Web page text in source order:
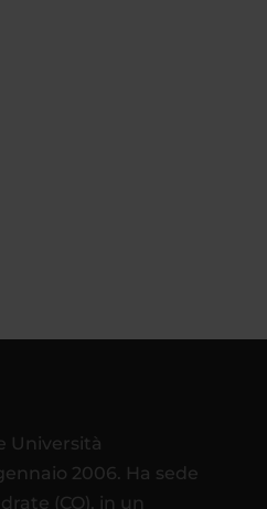
Università
2006. Ha sede
(CO), in un